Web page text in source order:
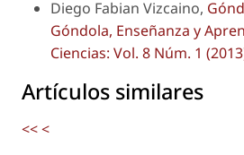
Diego Fabian Vizcaino,
Góndola, Enseñanza y
Ciencias: Vol. 8 Núm. 1
Artículos similares
<<<